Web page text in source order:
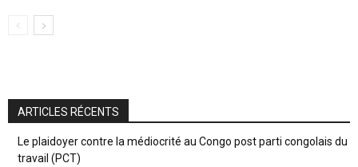
ARTICLES RÉCENTS
Le plaidoyer contre la médiocrité au Congo post parti congolais du
travail (PCT)